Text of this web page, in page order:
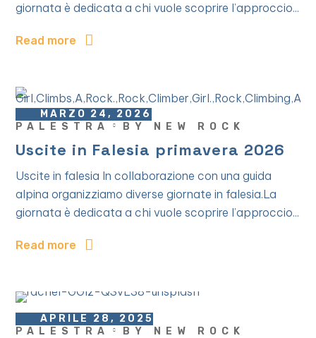
giornata è dedicata a chi vuole scoprire l’approccio...
Read more
MARZO 24, 2026
PALESTRA
BY NEW ROCK
Uscite in Falesia primavera 2026
Uscite in falesia In collaborazione con una guida
alpina organizziamo diverse giornate in falesia.La
giornata è dedicata a chi vuole scoprire l’approccio...
Read more
APRILE 28, 2025
PALESTRA
BY NEW ROCK